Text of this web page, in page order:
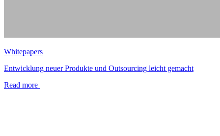
Whitepapers
Entwicklung neuer Produkte und Outsourcing leicht gemacht
Read more